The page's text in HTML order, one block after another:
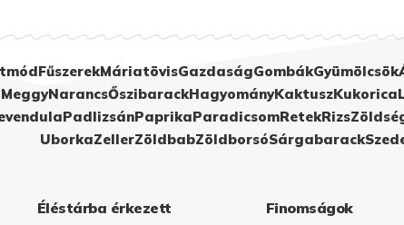
FűszerekMáriatövisGazdaságGombákGyümölcsök
MeggyNarancsŐszibarackHagyományKaktuszKukorica
PadlizsánPaprikaParadicsomRetekRizs
UborkaZellerZöldbabZöldborsóSárgabarack
Éléstárba érkezett Finomságok